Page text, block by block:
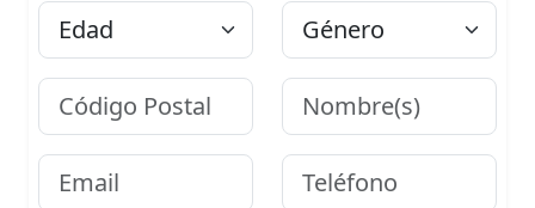
Edad Género
Código Postal Nombre
Email Teléfono